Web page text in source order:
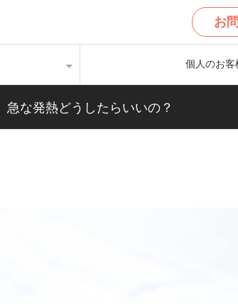
お
個人のお客
急な発熱どうしたらいいの？